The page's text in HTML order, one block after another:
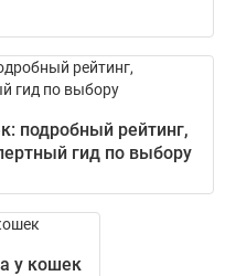
подробный рейтинг,
гид по выбору
у кошек